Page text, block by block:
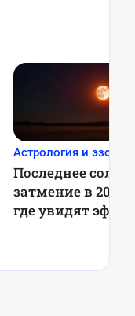
Астрология и
Последнее
затмение в 2025
где увидят